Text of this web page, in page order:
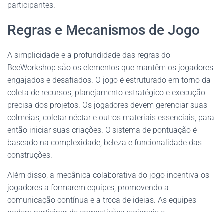
participantes.
Regras e Mecanismos de Jogo
A simplicidade e a profundidade das regras do
BeeWorkshop são os elementos que mantêm os jogadores
engajados e desafiados. O jogo é estruturado em torno da
coleta de recursos, planejamento estratégico e execução
precisa dos projetos. Os jogadores devem gerenciar suas
colmeias, coletar néctar e outros materiais essenciais, para
então iniciar suas criações. O sistema de pontuação é
baseado na complexidade, beleza e funcionalidade das
construções.
Além disso, a mecânica colaborativa do jogo incentiva os
jogadores a formarem equipes, promovendo a
comunicação contínua e a troca de ideias. As equipes